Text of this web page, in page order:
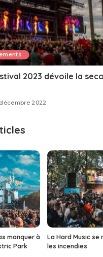
2023 dévoile la
2022
manquer à
Park
La Hard Music se
les incendies